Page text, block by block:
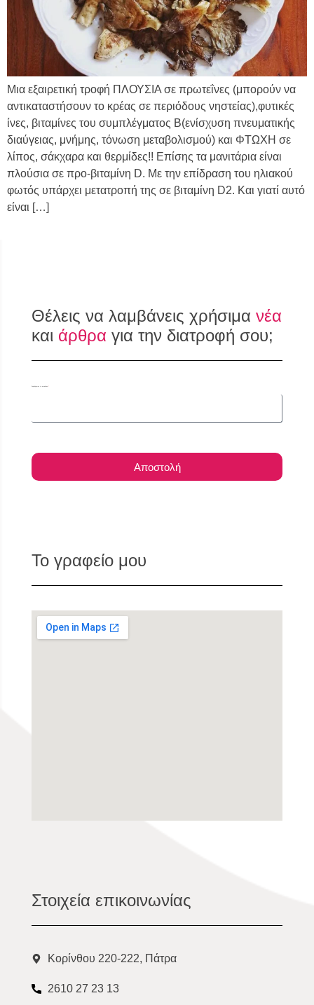
Μια εξαιρετική τροφή ΠΛΟΥΣΙΑ σε πρωτεΐνες (μπορούν να
αντικαταστήσουν το κρέας σε περιόδους νηστείας),φυτικές
ίνες, βιταμίνες του συμπλέγματος Β(ενίσχυση πνευματικής
διαύγειας, μνήμης, τόνωση μεταβολισμού) και ΦΤΩΧΗ σε
λίπος, σάκχαρα και θερμίδες!! Επίσης τα μανιτάρια είναι
πλούσια σε προ-βιταμίνη D. Με την επίδραση του ηλιακού
φωτός υπάρχει μετατροπή της σε βιταμίνη D2. Kαι γιατί αυτό
είναι […]
Θέλεις να λαμβάνεις χρήσιμα νέα
και άρθρα για την διατροφή σου;
Αποστολή
Το γραφείο μου
Στοιχεία επικοινωνίας
Κορίνθου 220-222, Πάτρα
2610 27 23 13